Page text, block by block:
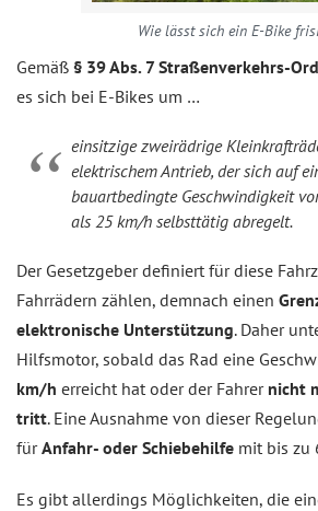
Wie lässt sich ein E-Bike
Gemäß § 39 Abs. 7 Straßenverkehrs-
es sich bei E-Bikes um …
einsitzige zweirädrige
elektrischem Antrieb, der sich auf
bauartbedingte Geschwindigkeit
als 25 km/h selbsttätig abregelt.
Der Gesetzgeber definiert für diese
Fahrrädern zählen, demnach einen
elektronische Unterstützung. Daher
Hilfsmotor, sobald das Rad eine
km/h erreicht hat oder der Fahrer nicht
tritt. Eine Ausnahme von dieser
fürAnfahr- oder Schiebehilfe mit bis zu
Es gibt allerdings Möglichkeiten, die